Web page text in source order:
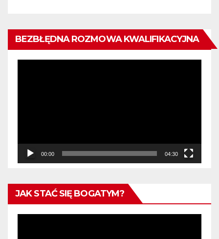
BEZBŁĘDNA ROZMOWA KWALIFIKACYJNA
00:00 04:30
JAK STAĆ SIĘ BOGATYM?